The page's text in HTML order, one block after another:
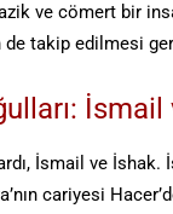
ve cömert bir
takip edilmesi
İsmail ve İshak.
cariyesi